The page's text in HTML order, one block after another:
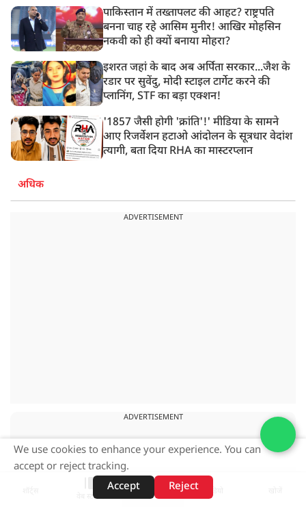
पाकिस्तान में तख्तापलट की आहट? राष्ट्रपति
बनना चाह रहे आसिम मुनीर! आखिर मोहसिन
नकवी को ही क्यों बनाया मोहरा?
इशरत जहां के बाद अब अर्पिता सरकार...जैश के
रडार पर सुवेंदु, मोदी स्टाइल टार्गेट करने की
प्लानिंग, STF का बड़ा एक्शन!
'1857 जैसी होगी 'क्रांति'!' मीडिया के सामने
आए रिजर्वेशन हटाओ आंदोलन के सूत्रधार वेदांश
त्यागी, बता दिया RHA का मास्टरप्लान
अधिक
ADVERTISEMENT
ADVERTISEMENT
वेब स्टोरीज़
We use cookies to enhance your experience. You can
accept or reject tracking.
Accept
Reject